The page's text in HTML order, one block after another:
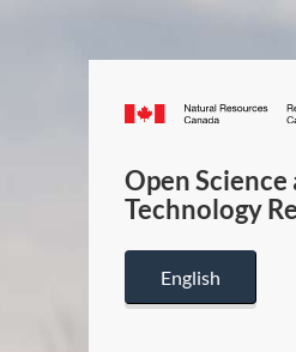
Open Science
Technology
English